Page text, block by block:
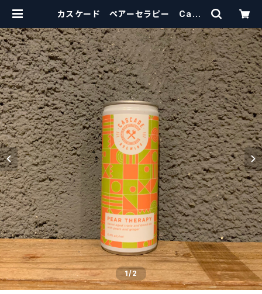
カスケード ペアーセラピー Casc
【クラフトビールシザーズ】 | craftb
eerscissors
1/2